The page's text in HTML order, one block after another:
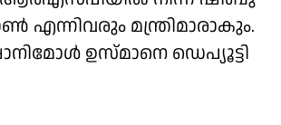
മന്ത്രിമാരാകും.
ഉസ്മാനെ ഡെപ്യൂട്ടി